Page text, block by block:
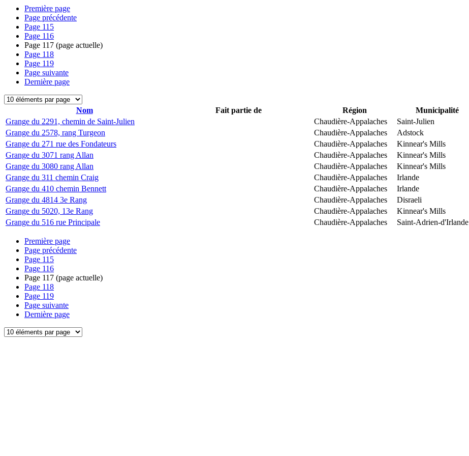
Première page
Page précédente
Page 115
Page 116
Page 117 (page actuelle)
Page 118
Page 119
Page suivante
Dernière page
Nom Fait partie de Région Municipalité
Grange du 2291, chemin de Saint-Julien
Chaudière-Appalaches
Saint-Julien
Grange du 2578, rang Turgeon
Chaudière-Appalaches
Adstock
Grange du 271 rue des Fondateurs
Chaudière-Appalaches
Kinnear's Mills
Grange du 3071 rang Allan
Chaudière-Appalaches
Kinnear's Mills
Grange du 3080 rang Allan
Chaudière-Appalaches
Kinnear's Mills
Grange du 311 chemin Craig
Chaudière-Appalaches
Irlande
Grange du 410 chemin Bennett
Chaudière-Appalaches
Irlande
Grange du 4814 3e Rang
Chaudière-Appalaches
Disraeli
Grange du 5020, 13e Rang
Chaudière-Appalaches
Kinnear's Mills
Grange du 516 rue Principale
Chaudière-Appalaches Saint-Adrien-d'Irlande
Première page
Page précédente
Page 115
Page 116
Page 117 (page actuelle)
Page 118
Page 119
Page suivante
Dernière page